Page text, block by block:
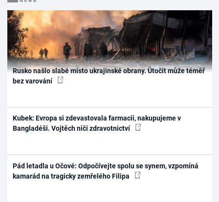
Rusko našlo slabé místo ukrajinské obrany. Útočit může téměř
bez varování
Kubek: Evropa si zdevastovala farmacii, nakupujeme v
Bangladéši. Vojtěch ničí zdravotnictví
Pád letadla u Očové: Odpočívejte spolu se synem, vzpomíná
kamarád na tragicky zemřelého Filipa